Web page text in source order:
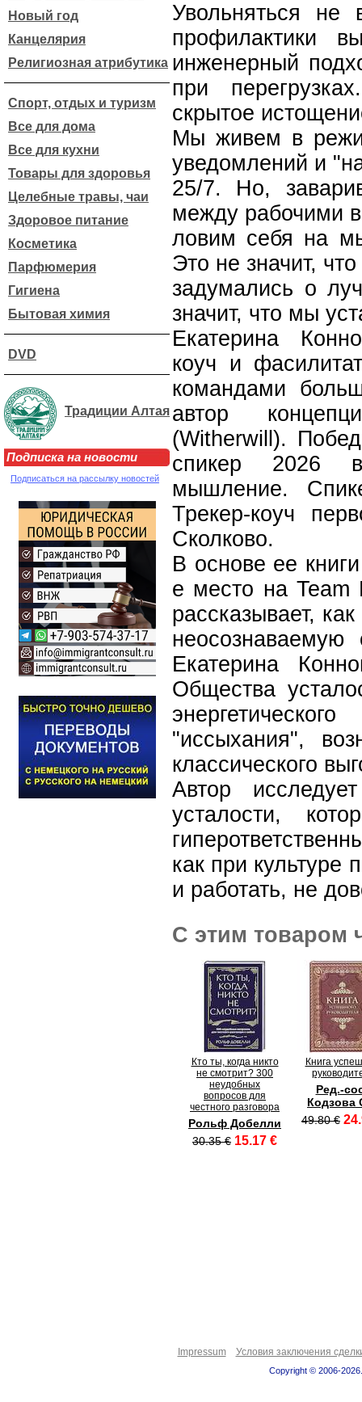
Новый год
Канцелярия
Религиозная атрибутика
Спорт, отдых и туризм
Все для дома
Все для кухни
Товары для здоровья
Целебные травы, чаи
Здоровое питание
Косметика
Парфюмерия
Гигиена
Бытовая химия
DVD
Традиции Алтая
Подписка на новости
Подписаться на рассылку новостей
Увольняться
профилактики
инженерный
при
скрытое
Мы живем в
уведомлений и
25/7. Но,
между рабочими
ловим себя на
Это не значит,
задумались о
значит, что мы
Екатерина
коуч и
командами
автор
(Witherwill).
спикер 2026
мышление.
Трекер-коуч
Сколково.
В основе ее
е место на Team
рассказывает,
неосознаваемую
Екатерина
Общества
"иссыхания",
классического
Автор
усталости,
как при культуре
и работать, не
С этим товаром
Кто ты, когда никто
не смотрит? 300
неудобных
вопросов для
честного разговора
Рольф Добелли
30.35 € 15.17 €
Книга
Ред.-
Кодзова
49.80 €
Impressum Условия заключения
Copyright © 2006-